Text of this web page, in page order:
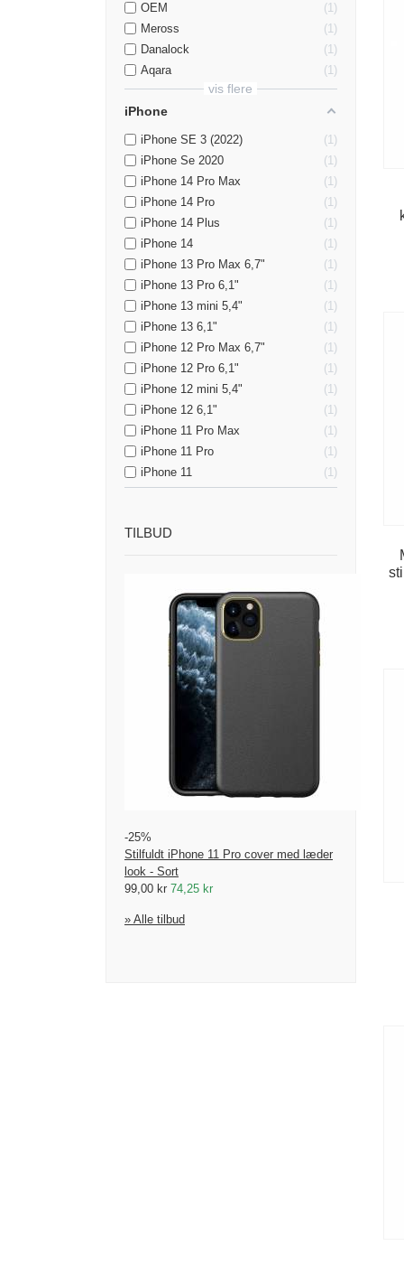
Aqara 1
Danalock 1
Meross 1
OEM 1
vis flere
iPhone
iPhone 11 1
iPhone 11 Pro 1
iPhone 11 Pro Max 1
iPhone 12 6,1" 1
iPhone 12 mini 5,4" 1
iPhone 12 Pro 6,1" 1
iPhone 12 Pro Max 6,7" 1
iPhone 13 6,1" 1
iPhone 13 mini 5,4" 1
iPhone 13 Pro 6,1" 1
iPhone 13 Pro Max 6,7" 1
iPhone 14 1
iPhone 14 Plus 1
iPhone 14 Pro 1
iPhone 14 Pro Max 1
iPhone Se 2020 1
iPhone SE 3 (2022) 1
TILBUD
-25%
Stilfuldt iPhone 11 Pro cover med læder
look - Sort
99,00 kr 74,25 kr
» Alle tilbud